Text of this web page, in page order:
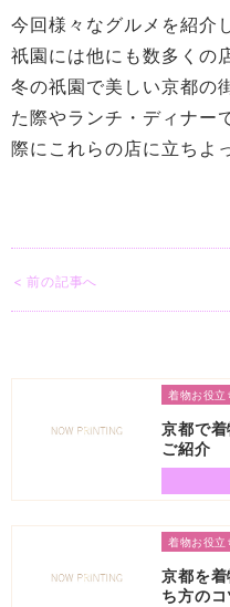
今回様々なグルメを紹介
祇園には他にも数多くの
冬の祇園で美しい京都の
た際やランチ・ディナー
際にこれらの店に立ちよ
< 前の記事へ
着物お役立
京都で
ご紹介
着物お役立
京都を
ち方の